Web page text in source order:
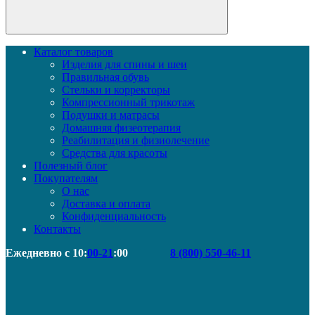
Каталог товаров
Изделия для спины и шеи
Правильная обувь
Стельки и корректоры
Компрессионный трикотаж
Подушки и матрасы
Домашняя физеотерапия
Реабилитация и физиолечение
Средства для красоты
Полезный блог
Покупателям
О нас
Доставка и оплата
Конфиденциальность
Контакты
Ежедневно с 10:00-21:00 8 (800) 550-46-11